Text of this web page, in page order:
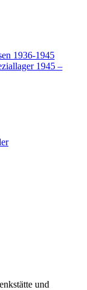
1936-1945
1945 –
und